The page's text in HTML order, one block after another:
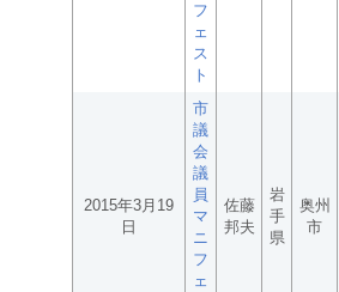
フ
ェ
ス
ト
2015年3月19
日
市
議
会
議
員
マ
ニ
フ
ェ
佐藤
邦夫
岩
手
県
奥州
市